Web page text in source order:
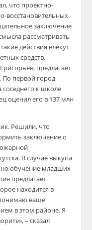
что проектно-
восстановительных
заключение
рассматривать
действия влекут
средств.
предлагает
первой город
к школе
оценил его в 137 млн
Решили, что
заключение о
В случае выкупа
обучение младших
предлагает
находится в
понимаю ваше
в этом районе. Я
– сказал